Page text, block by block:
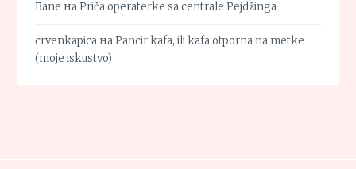
Bane наPriča operaterke sa centrale Pejdžinga
crvenkapica наPancir kafa, ili kafa otporna na metke
(moje iskustvo)